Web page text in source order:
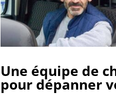
Une équipe de
pour dépanner